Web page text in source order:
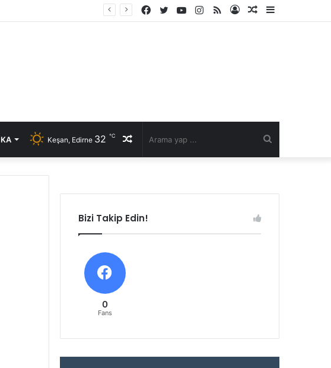
Kenar
Rastgele
Kayıt
RSS
Instagram
YouTube
Twitter
Facebook
Rastgele
Keşan, Edirne 32 ℃
Bizi Takip Edin!
0
Fans